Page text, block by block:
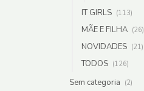
IT GIRLS (113)
MÃE E FILHA (26)
NOVIDADES (21)
TODOS (126)
Sem categoria (2)